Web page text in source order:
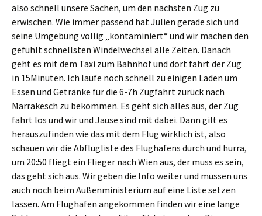
also schnell unsere Sachen, um den nächsten Zug zu
erwischen. Wie immer passend hat Julien gerade sich und
seine Umgebung völlig „kontaminiert“ und wir machen den
gefühlt schnellsten Windelwechsel alle Zeiten. Danach
geht es mit dem Taxi zum Bahnhof und dort fährt der Zug
in 15Minuten. Ich laufe noch schnell zu einigen Läden um
Essen und Getränke für die 6-7h Zugfahrt zurück nach
Marrakesch zu bekommen. Es geht sich alles aus, der Zug
fährt los und wir und Jause sind mit dabei. Dann gilt es
herauszufinden wie das mit dem Flug wirklich ist, also
schauen wir die Abflugliste des Flughafens durch und hurra,
um 20:50 fliegt ein Flieger nach Wien aus, der muss es sein,
das geht sich aus. Wir geben die Info weiter und müssen uns
auch noch beim Außenministerium auf eine Liste setzen
lassen. Am Flughafen angekommen finden wir eine lange